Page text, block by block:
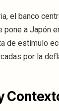
el banco
pone a Japón
de estímulo
por la